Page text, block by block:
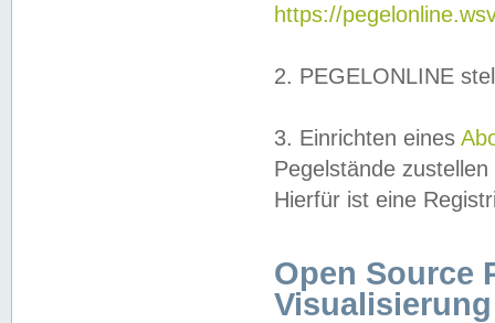
https://
2. PEGELONLINE
3. Einrichten eines
Pegelstände
Hierfür ist eine
Open Source
Visualisierung